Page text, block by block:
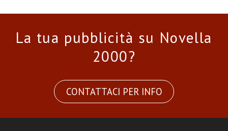
La tua pubblicità su Novella
2000?
CONTATTACI PER INFO